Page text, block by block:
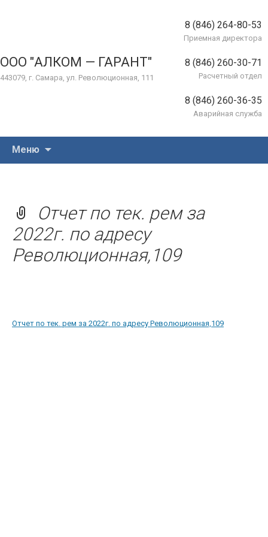
ООО "АЛКОМ — ГАРАНТ"
443079, г. Самара, ул. Революционная, 111
8 (846) 264-80-53
Приемная директора
8 (846) 260-30-71
Расчетный отдел
8 (846) 260-36-35
Аварийная служба
Меню
Отчет по тек. рем за
2022г. по адресу
Революционная,109
Отчет по тек. рем за 2022г. по адресу Революционная,109